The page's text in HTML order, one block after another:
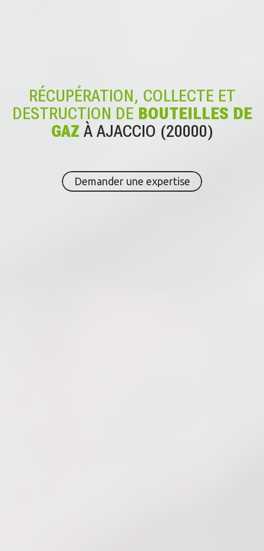
RÉCUPÉRATION, COLLECTE ET
DESTRUCTION DE BOUTEILLES DE
GAZ À AJACCIO (20000)
Demander une expertise